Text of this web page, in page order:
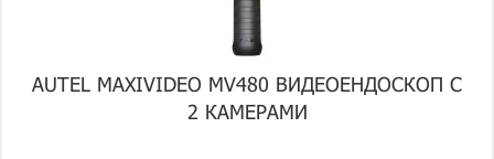
AUTEL MAXIVIDEO MV480 ВИДЕОЕНДОСКОП С
2 КАМЕРАМИ